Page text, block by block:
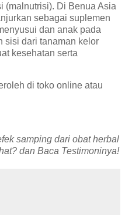
(malnutrisi). Di Benua Asia
sebagai suplemen
dan anak pada
sisi dari tanaman kelor
kesehatan serta
di toko online atau
samping dari obat herbal
dan Baca Testimoninya!